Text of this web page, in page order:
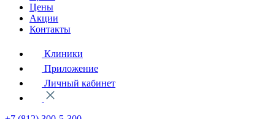
Цены
Акции
Контакты
Клиники
Приложение
Личный кабинет